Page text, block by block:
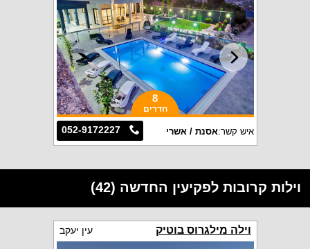
8
חדרים
052-9172227 איש קשר:אסנת / אשרי
וילות קרובות לפקיעין החדשה (42)
וילה מילגרוס בוטיק עין יעקב